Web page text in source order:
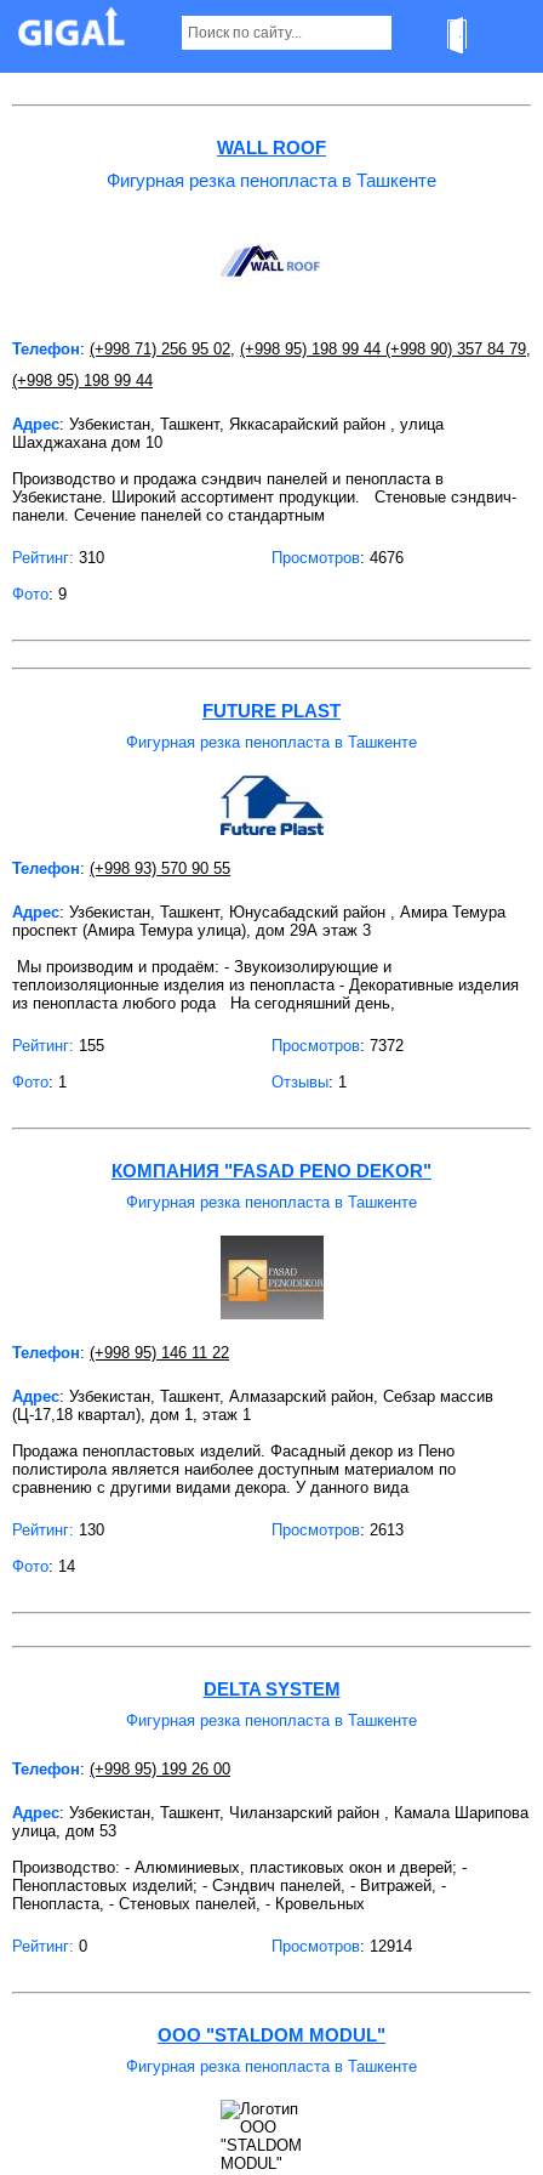
Фигурная резка пенопласта в Ташкенте
WALL ROOF
Фигурная резка пенопласта в Ташкенте
Телефон: (+998 71) 256 95 02 (+998 95) 198 99 44 (+998 90) 357 84 79
(+998 95) 198 99 44
Адрес: Узбекистан, Ташкент, Яккасарайский район , улица
Шахджахана дом 10
Производство и продажа сэндвич панелей и пенопласта в
Узбекистане. Широкий ассортимент продукции. Стеновые сэндвич-
панели. Сечение панелей со стандартным
Рейтинг: 310 Просмотров: 4676
Фото: 9
FUTURE PLAST
Фигурная резка пенопласта в Ташкенте
Телефон: (+998 93) 570 90 55
Адрес: Узбекистан, Ташкент, Юнусабадский район , Амира Темура
проспект (Амира Темура улица), дом 29А этаж 3
Мы производим и продаём: - Звукоизолирующие и
теплоизоляционные изделия из пенопласта - Декоративные изделия
из пенопласта любого рода На сегодняшний день,
Рейтинг: 155 Просмотров: 7372
Фото: 1 Отзывы: 1
КОМПАНИЯ "FASAD PENO DEKOR"
Фигурная резка пенопласта в Ташкенте
Телефон: (+998 95) 146 11 22
Адрес: Узбекистан, Ташкент, Алмазарский район, Себзар массив
(Ц-17,18 квартал), дом 1, этаж 1
Продажа пенопластовых изделий. Фасадный декор из Пено
полистирола является наиболее доступным материалом по
сравнению с другими видами декора. У данного вида
Рейтинг: 130 Просмотров: 2613
Фото: 14
DELTA SYSTEM
Фигурная резка пенопласта в Ташкенте
Телефон: (+998 95) 199 26 00
Адрес: Узбекистан, Ташкент, Чиланзарский район , Камала Шарипова
улица, дом 53
Производство: - Алюминиевых, пластиковых окон и дверей; -
Пенопластовых изделий; - Сэндвич панелей, - Витражей, -
Пенопласта, - Стеновых панелей, - Кровельных
Рейтинг: 0 Просмотров: 12914
OOO "STALDOM MODUL"
Фигурная резка пенопласта в Ташкенте